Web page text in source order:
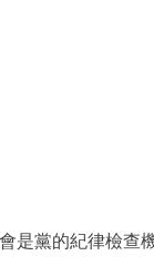
是黨的紀律檢查